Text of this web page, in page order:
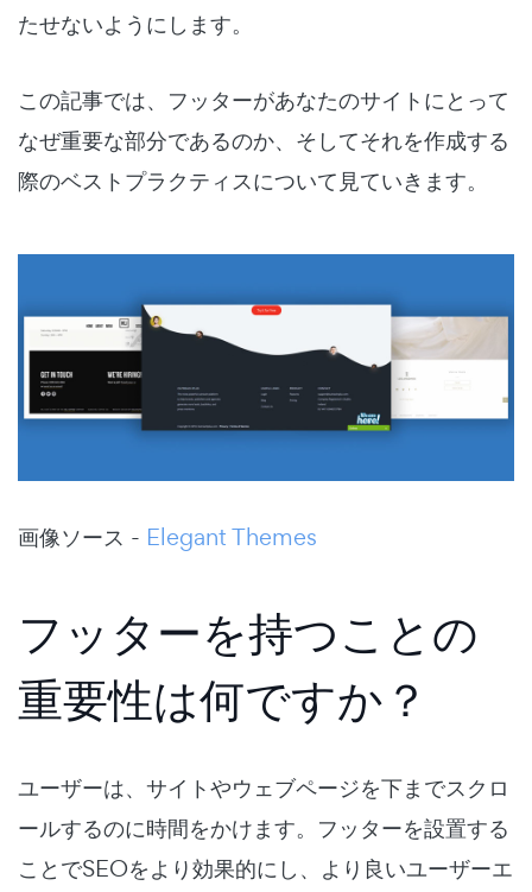
たせないようにします。
この記事では、フッターがあなたのサイトにとって
なぜ重要な部分であるのか、そしてそれを作成する
際のベストプラクティスについて見ていきます。
画像ソース - Elegant Themes
フッターを持つことの
重要性は何ですか？
ユーザーは、サイトやウェブページを下までスクロ
ールするのに時間をかけます。フッターを設置する
ことでSEOをより効果的にし、より良いユーザーエ